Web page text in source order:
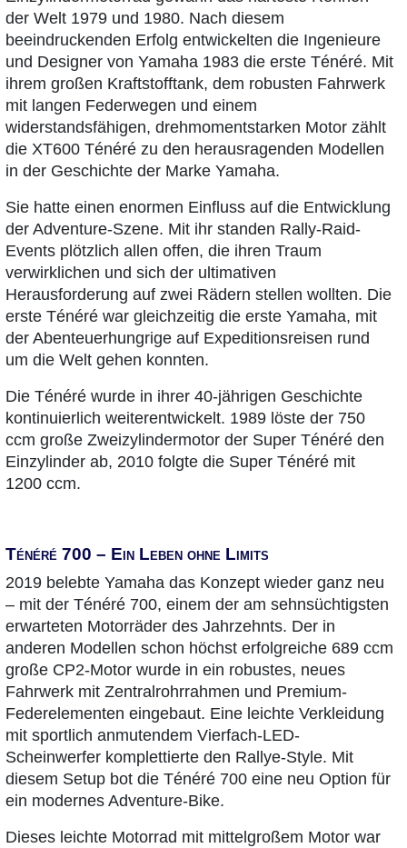
der Welt 1979 und 1980. Nach diesem
beeindruckenden Erfolg entwickelten die Ingenieure
und Designer von Yamaha 1983 die erste Ténéré. Mit
ihrem großen Kraftstofftank, dem robusten Fahrwerk
mit langen Federwegen und einem
widerstandsfähigen, drehmomentstarken Motor zählt
die XT600 Ténéré zu den herausragenden Modellen
in der Geschichte der Marke Yamaha.
Sie hatte einen enormen Einfluss auf die Entwicklung
der Adventure-Szene. Mit ihr standen Rally-Raid-
Events plötzlich allen offen, die ihren Traum
verwirklichen und sich der ultimativen
Herausforderung auf zwei Rädern stellen wollten. Die
erste Ténéré war gleichzeitig die erste Yamaha, mit
der Abenteuerhungrige auf Expeditionsreisen rund
um die Welt gehen konnten.
Die Ténéré wurde in ihrer 40-jährigen Geschichte
kontinuierlich weiterentwickelt. 1989 löste der 750
ccm große Zweizylindermotor der Super Ténéré den
Einzylinder ab, 2010 folgte die Super Ténéré mit
1200 ccm.
Ténéré 700 – Ein Leben ohne Limits
2019 belebte Yamaha das Konzept wieder ganz neu
– mit der Ténéré 700, einem der am sehnsüchtigsten
erwarteten Motorräder des Jahrzehnts. Der in
anderen Modellen schon höchst erfolgreiche 689 ccm
große CP2-Motor wurde in ein robustes, neues
Fahrwerk mit Zentralrohrrahmen und Premium-
Federelementen eingebaut. Eine leichte Verkleidung
mit sportlich anmutendem Vierfach-LED-
Scheinwerfer komplettierte den Rallye-Style. Mit
diesem Setup bot die Ténéré 700 eine neu Option für
ein modernes Adventure-Bike.
Dieses leichte Motorrad mit mittelgroßem Motor war